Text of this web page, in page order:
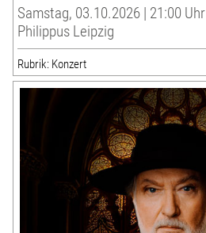
Samstag, 03.10.2026 | 21:00 Uhr
Philippus Leipzig
Rubrik: Konzert